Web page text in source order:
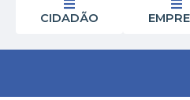
CIDADÃO